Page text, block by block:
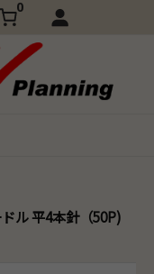
0
ル 平4本針（50P)